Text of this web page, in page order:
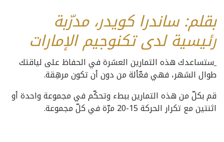
بقلم: ساندرا كويدر، مدرّبة
رئيسية لدى تكنوجيم الإمارات
ستساعدك هذه التمارين العشرة في الحفاظ على لياقتك
طوال الشهر، فهي فعّألة من دون أن تكون مرهِقة.
قم بكلّ من هذه التمارين ببطء وتحكّم في مجموعة واحدة أو
اثنتين مع تكرار الحركة 15-20 مرّة في كلّ مجموعة.